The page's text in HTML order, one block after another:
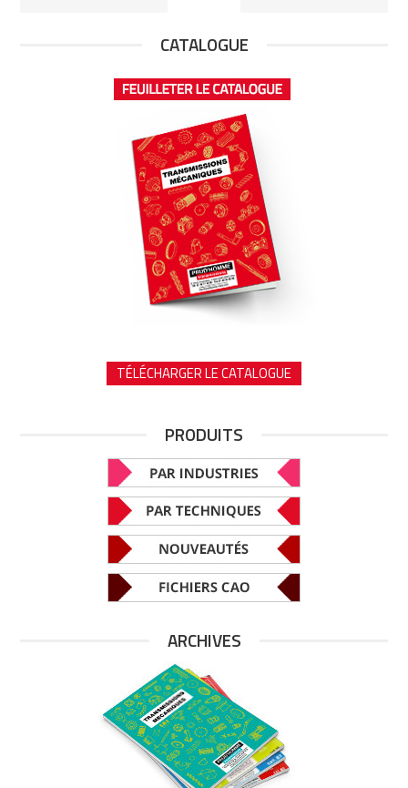
CATALOGUE
TÉLÉCHARGER LE CATALOGUE
PRODUITS
ARCHIVES